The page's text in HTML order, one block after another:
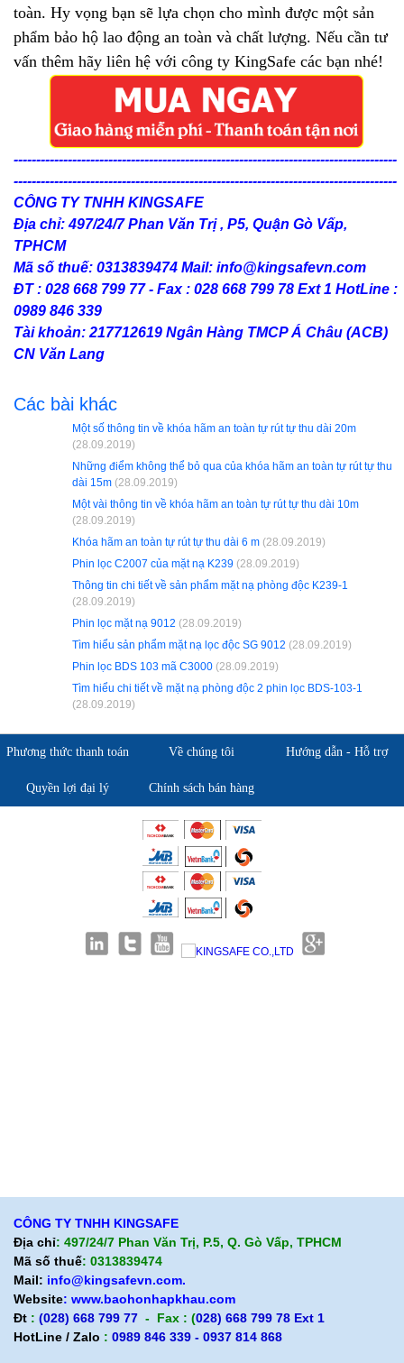
toàn. Hy vọng bạn sẽ lựa chọn cho mình được một sản
phẩm bảo hộ lao động an toàn và chất lượng. Nếu cần tư
vấn thêm hãy liên hệ với công ty KingSafe các bạn nhé!
-------------------------------------------------------------------------------------
-------------------------------------------------------------------------------------
CÔNG TY TNHH KINGSAFE
Địa chỉ: 497/24/7 Phan Văn Trị , P5, Quận Gò Vấp,
TPHCM
Mã số thuế: 0313839474 Mail: info@kingsafevn.com
ĐT : 028 668 799 77 - Fax : 028 668 799 78 Ext 1 HotLine :
0989 846 339
Tài khoản: 217712619 Ngân Hàng TMCP Á Châu (ACB)
CN Văn Lang
Các bài khác
Một số thông tin về khóa hãm an toàn tự rút tự thu dài 20m
(28.09.2019)
Những điểm không thể bỏ qua của khóa hãm an toàn tự rút tự thu
dài 15m (28.09.2019)
Một vài thông tin về khóa hãm an toàn tự rút tự thu dài 10m
(28.09.2019)
Khóa hãm an toàn tự rút tự thu dài 6 m (28.09.2019)
Phin lọc C2007 của mặt nạ K239 (28.09.2019)
Thông tin chi tiết về sản phẩm mặt nạ phòng độc K239-1
(28.09.2019)
Phin lọc mặt nạ 9012 (28.09.2019)
Tìm hiểu sản phẩm mặt nạ lọc độc SG 9012 (28.09.2019)
Phin lọc BDS 103 mã C3000 (28.09.2019)
Tìm hiểu chi tiết về mặt nạ phòng độc 2 phin lọc BDS-103-1
(28.09.2019)
Phương thức thanh toán Về chúng tôi Hướng dẫn - Hỗ trợ
Quyền lợi đại lý Chính sách bán hàng
CÔNG TY TNHH KINGSAFE
Địa chỉ: 497/24/7 Phan Văn Trị, P.5, Q. Gò Vấp, TPHCM
Mã số thuế: 0313839474
Mail: info@kingsafevn.com.
Website: www.baohonhapkhau.com
Đt : (028) 668 799 77 - Fax : (028) 668 799 78 Ext 1
HotLine / Zalo : 0989 846 339 - 0937 814 868